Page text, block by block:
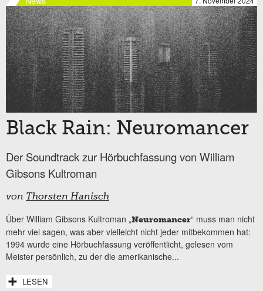
Black Rain: Neuromancer
Der Soundtrack zur Hörbuchfassung von William
Gibsons Kultroman
von Thorsten Hanisch
Über William Gibsons Kultroman „Neuromancer“ muss man nicht
mehr viel sagen, was aber vielleicht nicht jeder mitbekommen hat:
1994 wurde eine Hörbuchfassung veröffentlicht, gelesen vom
Meister persönlich, zu der die amerikanische...
LESEN